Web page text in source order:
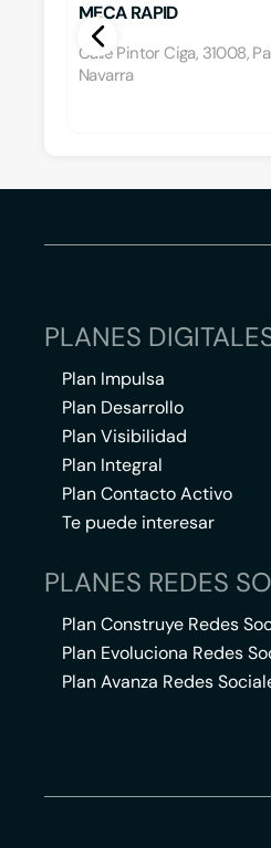
MECA RAPID
Calle Pintor Ciga, 31008,
Navarra
PLANES
Plan Impulsa
Plan Desarrollo
Plan Visibilidad
Plan Integral
Plan Contacto Activo
Te puede interesar
PLANES REDES
Plan Construye Redes
Plan Evoluciona Redes
Plan Avanza Redes